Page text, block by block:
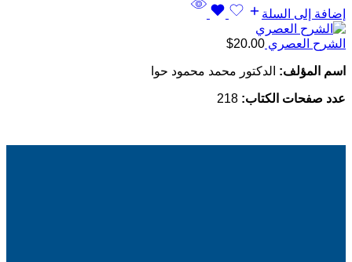
إضافة إلى السلة
الشرح العصري $20.00
اسم المؤلف: الدكتور محمد محمود حوا
عدد صفحات الكتاب: